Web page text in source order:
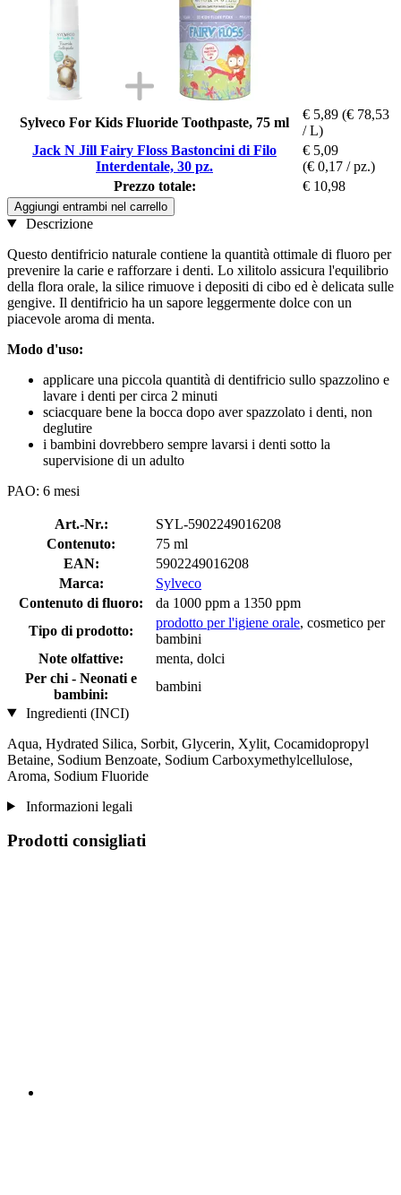
Sylveco For Kids Fluoride Toothpaste, 75 ml
€ 5,89 (€ 78,53
/ L)
Jack N Jill Fairy Floss Bastoncini di Filo
Interdentale, 30 pz.
€ 5,09
(€ 0,17 / pz.)
Prezzo totale:
€ 10,98
Aggiungi entrambi nel carrello
Descrizione
Questo dentifricio naturale contiene la quantità ottimale di fluoro per
prevenire la carie e rafforzare i denti. Lo xilitolo assicura l'equilibrio
della flora orale, la silice rimuove i depositi di cibo ed è delicata sulle
gengive. Il dentifricio ha un sapore leggermente dolce con un
piacevole aroma di menta.
Modo d'uso:
applicare una piccola quantità di dentifricio sullo spazzolino e
lavare i denti per circa 2 minuti
sciacquare bene la bocca dopo aver spazzolato i denti, non
deglutire
i bambini dovrebbero sempre lavarsi i denti sotto la
supervisione di un adulto
PAO: 6 mesi
Art.-Nr.:
SYL-5902249016208
Contenuto:
75 ml
EAN:
5902249016208
Marca:
Sylveco
Contenuto di fluoro:
da 1000 ppm a 1350 ppm
Tipo di prodotto:
prodotto per l'igiene orale, cosmetico per
bambini
Note olfattive:
menta, dolci
Per chi - Neonati e
bambini:
bambini
Ingredienti (INCI)
Aqua, Hydrated Silica, Sorbit, Glycerin, Xylit, Cocamidopropyl
Betaine, Sodium Benzoate, Sodium Carboxymethylcellulose,
Aroma, Sodium Fluoride
Informazioni legali
Prodotti consigliati